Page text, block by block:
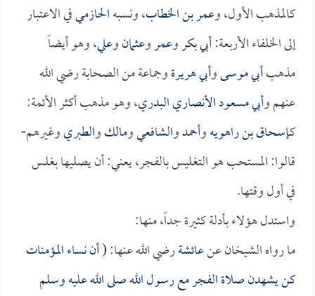
كالمذهب الأول، وعمر بن الخطاب، ونسبهالحازميفي الاعتبار
إلى الخلفاء الأربعة:أبي بكروعمروعثمانوعلي، وهو أيضاً
مذهبأبي موسىوأبي هريرةوجماعة من الصحابة رضي الله
عنهم وأبي مسعود الأنصاري البدري، وهو مذهب أكثر الأئمة:
كـإسحاق بن راهويهوأحمدوالشافعيومالكوالطبريوغيرهم-
قالوا: المستحب هو التغليس بالفجر، يعني: أن يصليها بغلس
في أول وقتها.
واستدل هؤلاء بأدلة كثيرة جداً، منها:
ما رواه الشيخان عنعائشةرضي الله عنها: (أن نساء المؤمنات
كن يشهدن صلاة الفجر مع رسول الله صلى الله عليه وسلم